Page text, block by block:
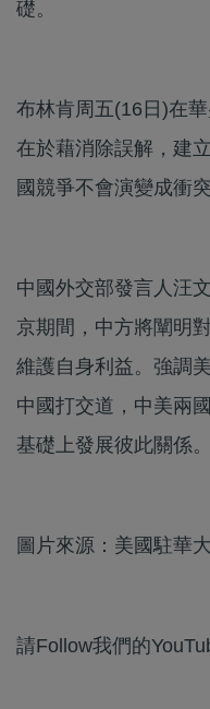
礎。
布林肯周五(16日)在
在於藉消除誤解，建
國競爭不會演變成衝
中國外交部發言人汪
京期間，中方將闡明
維護自身利益。強調
中國打交道，中美兩
基礎上發展彼此關係。
圖片來源：美國駐華
請Follow我們的